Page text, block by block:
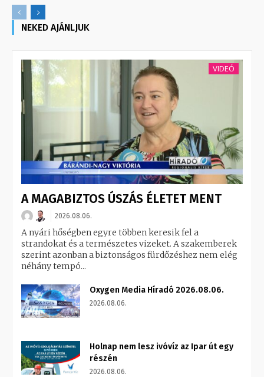
NEKED AJÁNLJUK
VIDEÓ
A MAGABIZTOS ÚSZÁS ÉLETET MENT
2026.08.06.
A nyári hőségben egyre többen keresik fel a
strandokat és a természetes vizeket. A szakemberek
szerint azonban a biztonságos fürdőzéshez nem elég
néhány tempó...
Oxygen Media Híradó 2026.08.06.
2026.08.06.
Holnap nem lesz ivóvíz az Ipar út egy
részén
2026.08.06.